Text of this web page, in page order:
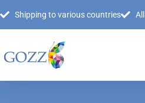
Shipping to various countries